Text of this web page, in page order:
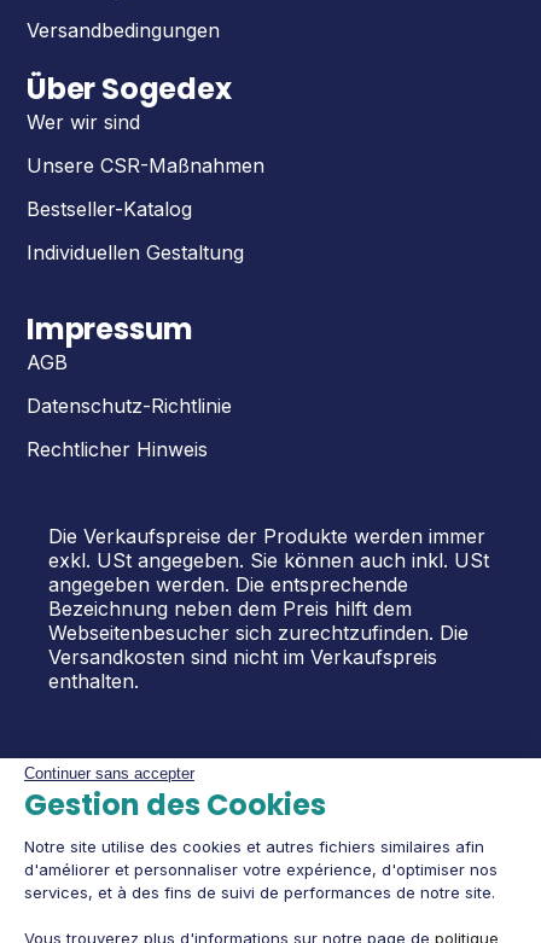
Continuer sans accepter
Gestion des Cookies
Notre site utilise des cookies et autres fichiers similaires afin
d'améliorer et personnaliser votre expérience, d'optimiser nos
services, et à des fins de suivi de performances de notre site.
Vous trouverez plus d'informations sur notre page de politique
Versandbedingungen
Über Sogedex
Wer wir sind
Unsere CSR-Maßnahmen
Bestseller-Katalog
Individuellen Gestaltung
Impressum
AGB
Datenschutz-Richtlinie
Rechtlicher Hinweis
Die Verkaufspreise der Produkte werden immer
exkl. USt angegeben. Sie können auch inkl. USt
angegeben werden. Die entsprechende
Bezeichnung neben dem Preis hilft dem
Webseitenbesucher sich zurechtzufinden. Die
Versandkosten sind nicht im Verkaufspreis
enthalten.